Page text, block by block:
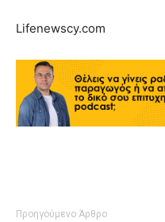
Lifenewscy.com
Προηγούμενο Άρθρο